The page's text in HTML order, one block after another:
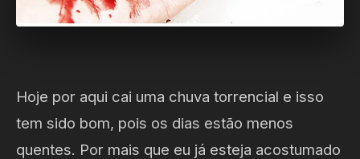
Hoje por aqui cai uma chuva torrencial e isso
tem sido bom, pois os dias estão menos
quentes. Por mais que eu já esteja acostumado